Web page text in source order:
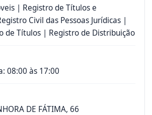
| Registro de Títulos e
Civil das Pessoas Jurídicas |
de Títulos | Registro de Distribuição
08:00 às 17:00
DE FÁTIMA, 66